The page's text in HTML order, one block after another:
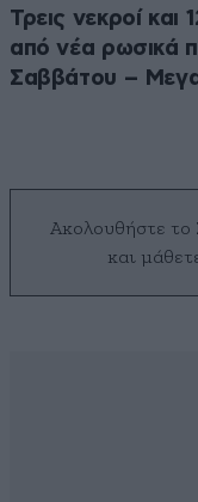
Τρεις νεκροί και
από νέα ρωσικά
Σαββάτου –
Ακολουθήστε το
και